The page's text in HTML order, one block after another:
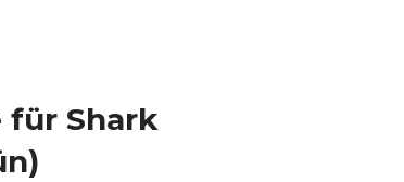
für Shark